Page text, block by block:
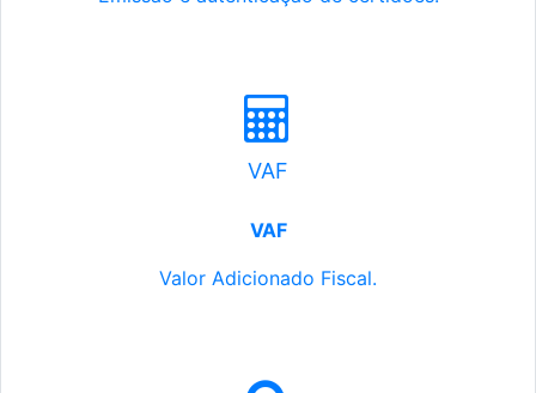
VAF
VAF
Valor Adicionado Fiscal.